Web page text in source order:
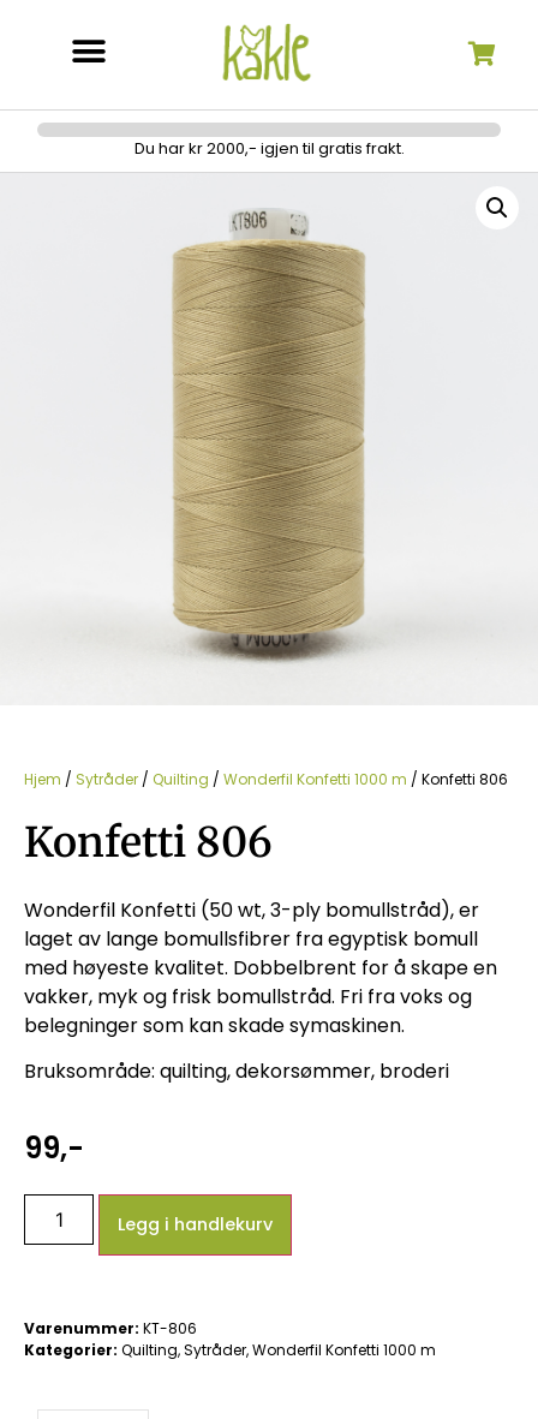
Du har kr 2000,- igjen til gratis frakt.
Hjem / Sytråder / Quilting / Wonderfil Konfetti 1000 m / Konfetti 806
Konfetti 806
Wonderfil Konfetti (50 wt, 3-ply bomullstråd), er
laget av lange bomullsfibrer fra egyptisk bomull
med høyeste kvalitet. Dobbelbrent for å skape en
vakker, myk og frisk bomullstråd. Fri fra voks og
belegninger som kan skade symaskinen.
Bruksområde: quilting, dekorsømmer, broderi
99,-
Legg i handlekurv
Varenummer: KT-806
Kategorier: Quilting,Sytråder,Wonderfil Konfetti 1000 m